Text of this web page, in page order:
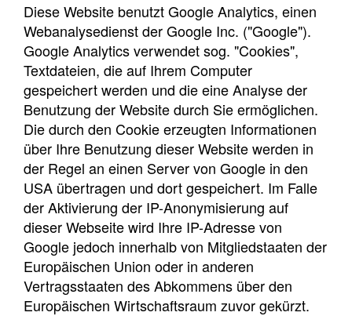
Diese Website benutzt Google Analytics, einen
Webanalysedienst der Google Inc. ("Google").
Google Analytics verwendet sog. "Cookies",
Textdateien, die auf Ihrem Computer
gespeichert werden und die eine Analyse der
Benutzung der Website durch Sie ermöglichen.
Die durch den Cookie erzeugten Informationen
über Ihre Benutzung dieser Website werden in
der Regel an einen Server von Google in den
USA übertragen und dort gespeichert. Im Falle
der Aktivierung der IP-Anonymisierung auf
dieser Webseite wird Ihre IP-Adresse von
Google jedoch innerhalb von Mitgliedstaaten der
Europäischen Union oder in anderen
Vertragsstaaten des Abkommens über den
Europäischen Wirtschaftsraum zuvor gekürzt.